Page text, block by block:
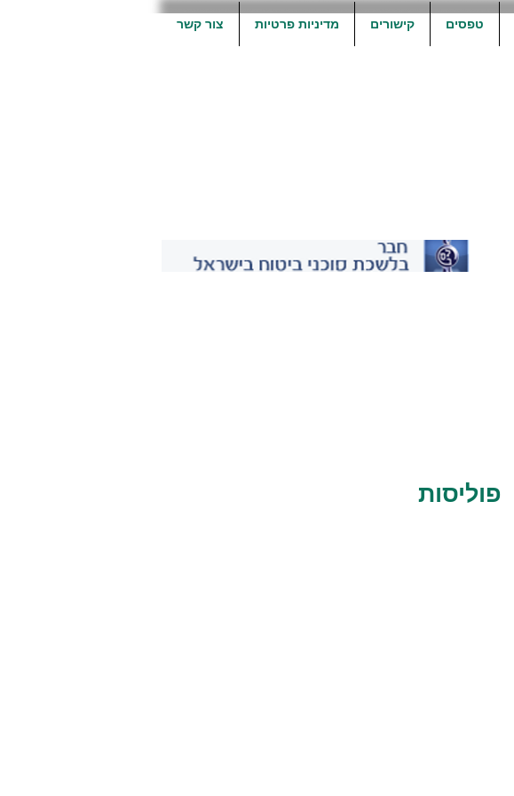
צור קשר מדיניות פרטיות קישורים טפסים
פוליסות